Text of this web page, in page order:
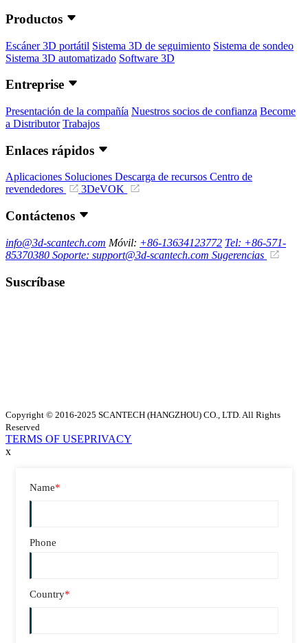
Productos
Escáner 3D portátil Sistema 3D de seguimiento Sistema de sondeo
Sistema 3D automatizado Software 3D
Entreprise
Presentación de la compañía Nuestros socios de confianza Become
a Distributor Trabajos
Enlaces rápidos
Aplicaciones Soluciones Descarga de recursos Centro de
revendedores
3DeVOK
Contáctenos
info@3d-scantech.com Móvil: +86-13634123772 Tel: +86-571-
85370380 Soporte: support@3d-scantech.com Sugerencias
Suscríbase
Copyright © 2016-2025 SCANTECH (HANGZHOU) CO., LTD. All Rights
Reserved
TERMS OF USEPRIVACY
x
Name*
Phone
Country*